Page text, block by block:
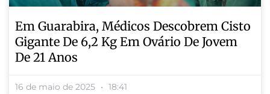
Em Guarabira, Médicos Descobrem Cisto
Gigante De 6,2 Kg Em Ovário De Jovem
De 21 Anos
16 de maio de 2025 18:41